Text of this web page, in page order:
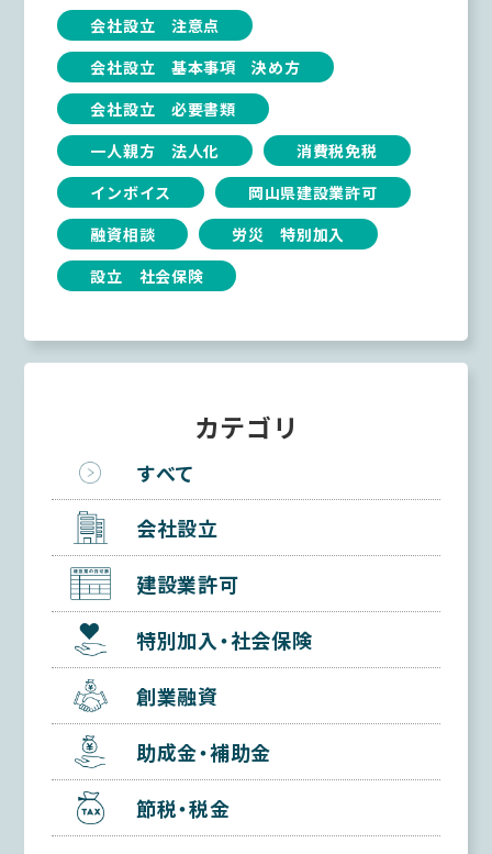
会社設立 注意点
会社設立 基本事項 決め方
会社設立 必要書類
一人親方 法人化
消費税免税
インボイス
岡山県建設業許可
融資相談
労災 特別加入
設立 社会保険
カテゴリ
すべて
会社設立
建設業許可
特別加入・社会保険
創業融資
助成金・補助金
節税・税金